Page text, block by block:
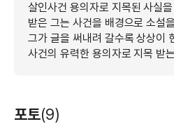
살인사건 용의자로 지목된 사실
받은 그는 사건을 배경으로 소설
그가 글을 써내려 갈수록 상상이
사건의 유력한 용의자로 지목 받
포토(9)